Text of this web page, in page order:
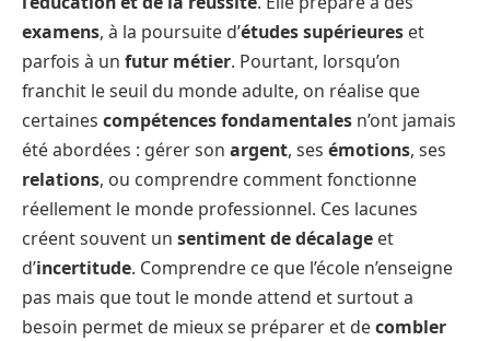
examens, à la poursuite d’études supérieures et
parfois à un futur métier. Pourtant, lorsqu’on
franchit le seuil du monde adulte, on réalise que
certaines compétences fondamentales n’ont jamais
été abordées : gérer son argent, ses émotions, ses
relations, ou comprendre comment fonctionne
réellement le monde professionnel. Ces lacunes
créent souvent un sentiment de décalage et
d’incertitude. Comprendre ce que l’école n’enseigne
pas mais que tout le monde attend et surtout a
besoin permet de mieux se préparer et decombler